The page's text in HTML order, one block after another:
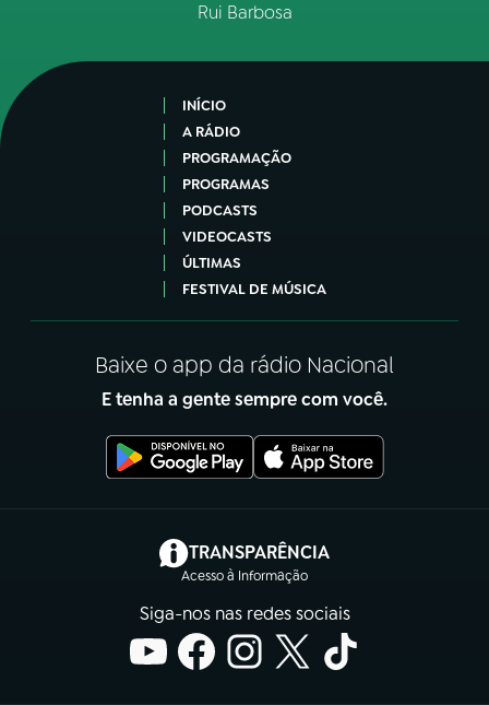
Rui Barbosa
INÍCIO
A RÁDIO
PROGRAMAÇÃO
PROGRAMAS
PODCASTS
VIDEOCASTS
ÚLTIMAS
FESTIVAL DE MÚSICA
Baixe o app da rádio Nacional
E tenha a gente sempre com você.
TRANSPARÊNCIA
Acesso à Informação
(abre em nova aba)
Siga-nos nas redes sociais